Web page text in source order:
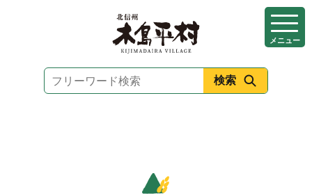
メニュー